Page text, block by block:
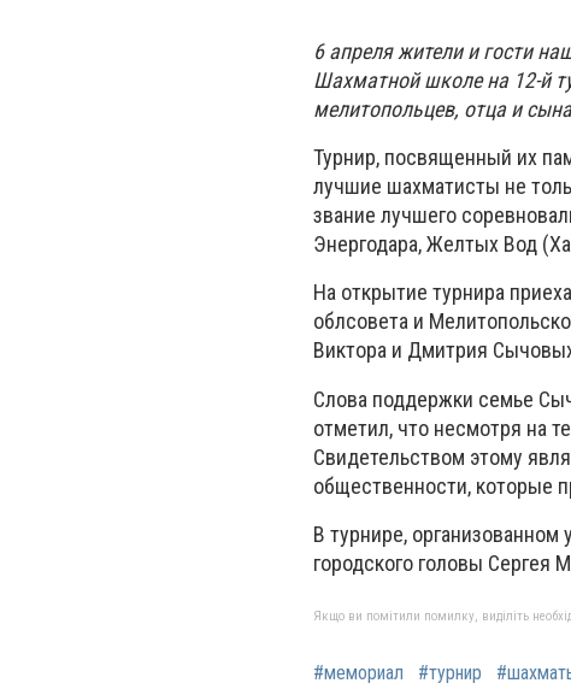
6 апреля жители и гости
Шахматной школе на 12-й
мелитопольцев, отца и
Турнир, посвященный их
лучшие шахматисты не
звание лучшего
Энергодара, Желтых Вод
На открытие турнира
облсовета и
Виктора и Дмитрия
Слова поддержки семье
отметил, что несмотря на
Свидетельством этому
общественности, которые
В турнире,
городского головы Сергея
Якщо ви помітили помилку, виділіть
#мемориал #турнир